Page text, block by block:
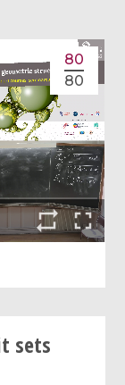
80
80
sets